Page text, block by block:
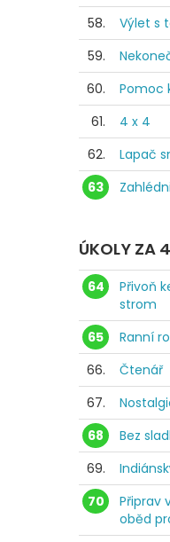
58.
Výlet s
59.
60.
Pomoc
61.
4 x 4
62.
Lapač
63
ÚKOLY ZA
64
Přivoň
strom
65
Ranní
66.
Čtenář
67.
68
Bez
69.
70
Připrav
oběd